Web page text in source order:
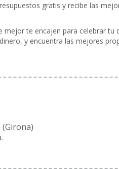
gratis y recibe las
te encajen para celebrar tu
y encuentra las mejores
(Girona)